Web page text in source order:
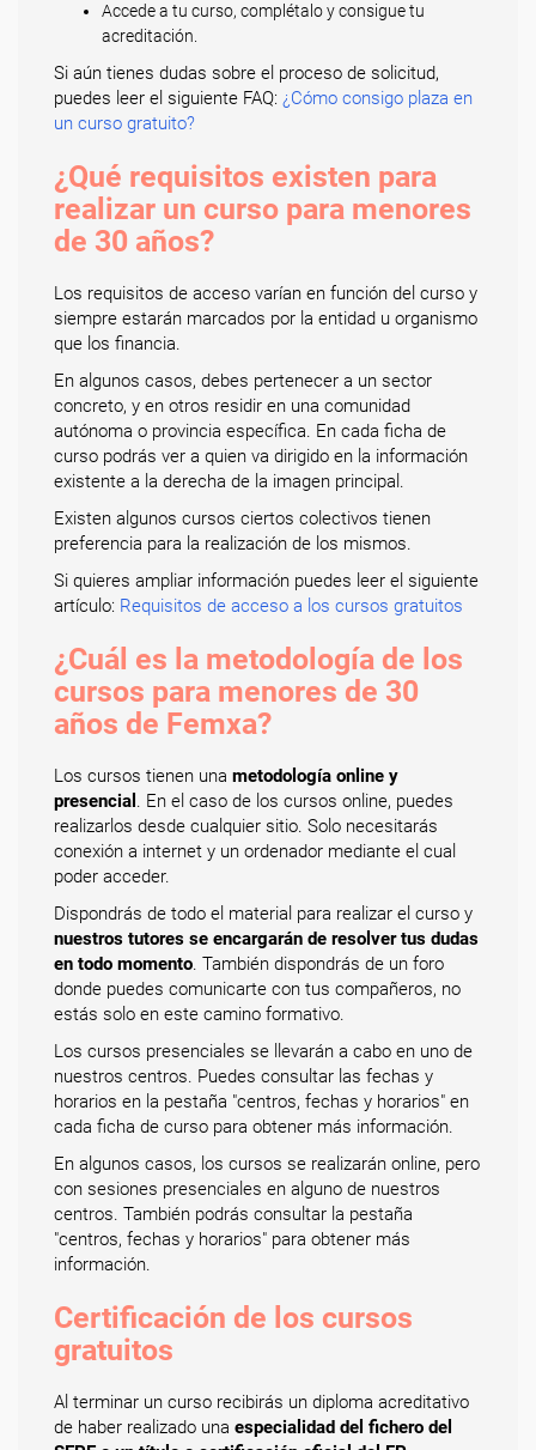
Accede a tu curso, complétalo y consigue tu
acreditación.
Si aún tienes dudas sobre el proceso de solicitud,
puedes leer el siguiente FAQ: ¿Cómo consigo plaza en
un curso gratuito?
¿Qué requisitos existen para
realizar un curso para menores
de 30 años?
Los requisitos de acceso varían en función del curso y
siempre estarán marcados por la entidad u organismo
que los financia.
En algunos casos, debes pertenecer a un sector
concreto, y en otros residir en una comunidad
autónoma o provincia específica. En cada ficha de
curso podrás ver a quien va dirigido en la información
existente a la derecha de la imagen principal.
Existen algunos cursos ciertos colectivos tienen
preferencia para la realización de los mismos.
Si quieres ampliar información puedes leer el siguiente
artículo: Requisitos de acceso a los cursos gratuitos
¿Cuál es la metodología de los
cursos para menores de 30
años de Femxa?
Los cursos tienen una metodología online y
presencial . En el caso de los cursos online, puedes
realizarlos desde cualquier sitio. Solo necesitarás
conexión a internet y un ordenador mediante el cual
poder acceder.
Dispondrás de todo el material para realizar el curso y
nuestros tutores se encargarán de resolver tus dudas
en todo momento. También dispondrás de un foro
donde puedes comunicarte con tus compañeros, no
estás solo en este camino formativo.
Los cursos presenciales se llevarán a cabo en uno de
nuestros centros. Puedes consultar las fechas y
horarios en la pestaña "centros, fechas y horarios" en
cada ficha de curso para obtener más información.
En algunos casos, los cursos se realizarán online, pero
con sesiones presenciales en alguno de nuestros
centros. También podrás consultar la pestaña
"centros, fechas y horarios" para obtener más
información.
Certificación de los cursos
gratuitos
Al terminar un curso recibirás un diploma acreditativo
de haber realizado una especialidad del fichero del